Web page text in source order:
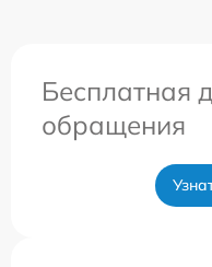
Бесплатная
обращения